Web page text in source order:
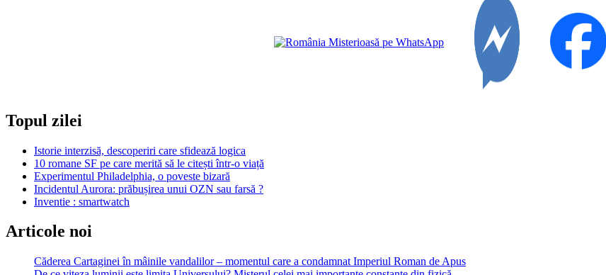
Topul zilei
Istorie interzisă, descoperiri care sfidează logica
10 romane SF pe care merită să le citești într-o viață
Experimentul Philadelphia, o poveste bizară
Incidentul Aurora: prăbușirea unui OZN sau farsă ?
Inventie : smartwatch
Articole noi
Căderea Cartaginei în mâinile vandalilor – momentul care a condamnat Imperiul Roman de Apus